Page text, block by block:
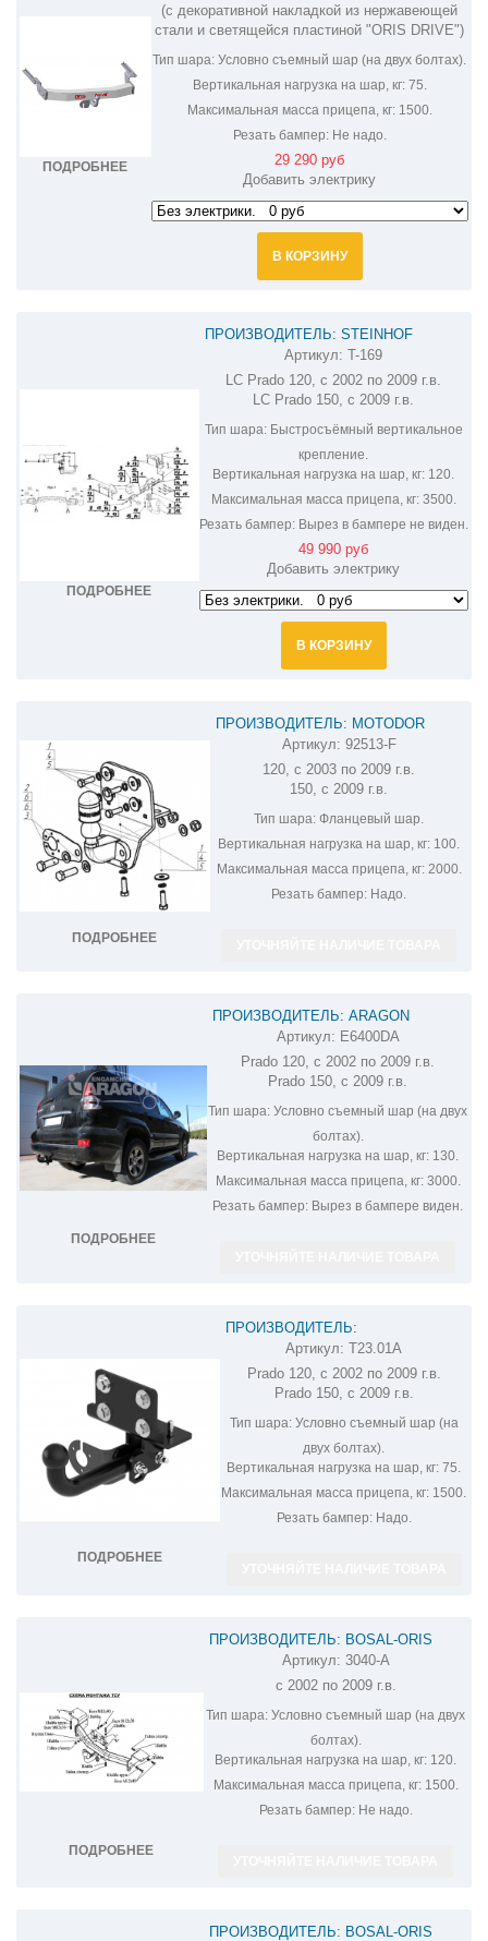
ПОДРОБНЕЕ
(с декоративной накладкой из нержавеющей
стали и светящейся пластиной "ORIS DRIVE")
Тип шара: Условно съемный шар (на двух болтах).
Вертикальная нагрузка на шар, кг:75.
Максимальная масса прицепа, кг:1500.
Резать бампер:Не надо.
29 290 руб
Добавить электрику
В КОРЗИНУ
ПОДРОБНЕЕ
ПРОИЗВОДИТЕЛЬ: STEINHOF
ФАРКОП НА TOYOTA LAND CRUISER
PRADO 120,150 T-169
Артикул: T-169
LC Prado 120, с 2002 по 2009 г.в.
LC Prado 150, с 2009 г.в.
Тип шара:Быстросъёмный вертикальное
крепление.
Вертикальная нагрузка на шар, кг: 120.
Максимальная масса прицепа, кг:3500.
Резать бампер:Вырез в бампере не виден.
49 990 руб
Добавить электрику
В КОРЗИНУ
ПОДРОБНЕЕ
ПРОИЗВОДИТЕЛЬ: MOTODOR
ФАРКОП НА TOYOTA LAND CRUISER
PRADO 92513-F
Артикул: 92513-F
120, с 2003 по 2009 г.в.
150, с 2009 г.в.
Тип шара: Фланцевый шар.
Вертикальная нагрузка на шар, кг: 100.
Максимальная масса прицепа, кг:2000.
Резать бампер: Надо.
ПОДРОБНЕЕ
ПРОИЗВОДИТЕЛЬ: ARAGON
ФАРКОП НА TOYOTA LAND CRUISER
PRADO E6400DA
Артикул: E6400DA
Prado 120, с 2002 по 2009 г.в.
Prado 150, с 2009 г.в.
Тип шара: Условно съемный шар (на двух
болтах).
Вертикальная нагрузка на шар, кг: 130.
Максимальная масса прицепа, кг:3000.
Резать бампер: Вырез в бампере виден.
ПОДРОБНЕЕ
ПРОИЗВОДИТЕЛЬ:
ФАРКОП НА LAND CRUISER PRADO
T23.01A
Артикул: T23.01A
Prado 120, с 2002 по 2009 г.в.
Prado 150, с 2009 г.в.
Тип шара:Условно съемный шар (на
двух болтах).
Вертикальная нагрузка на шар, кг: 75.
Максимальная масса прицепа, кг: 1500.
Резать бампер:Надо.
ПОДРОБНЕЕ
ПРОИЗВОДИТЕЛЬ: BOSAL-ORIS
ФАРКОП НА TOYOTA LAND CRUISER
PRADO 120 3040-A
Артикул: 3040-A
с 2002 по 2009 г.в.
Тип шара: Условно съемный шар (на двух
болтах).
Вертикальная нагрузка на шар, кг: 120.
Максимальная масса прицепа, кг:1500.
Резать бампер:Не надо.
ПРОИЗВОДИТЕЛЬ: BOSAL-ORIS